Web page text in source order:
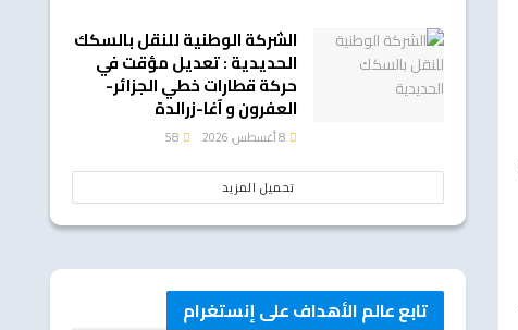
الشركة الوطنية للنقل بالسكك
الحديدية : تعديل مؤقت في
حركة قطارات خطي الجزائر-
العفرون و آغا-زرالدة
تحميل المزيد
تابع عالم الأهداف على إنستغرام